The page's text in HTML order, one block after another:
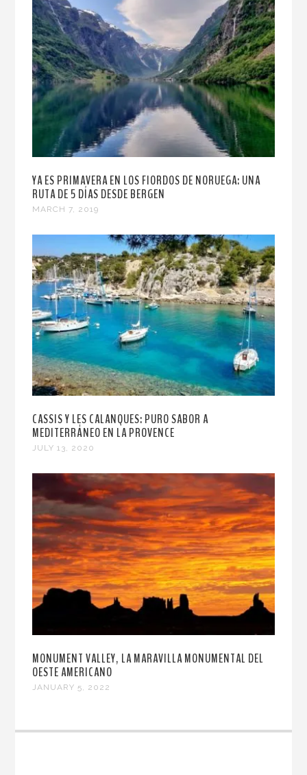
YA ES PRIMAVERA EN LOS FIORDOS DE NORUEGA: UNA
RUTA DE 5 DÍAS DESDE BERGEN
MARCH 7, 2019
CASSIS Y LES CALANQUES: PURO SABOR A
MEDITERRÁNEO EN LA PROVENCE
JULY 13, 2020
MONUMENT VALLEY, LA MARAVILLA MONUMENTAL DEL
OESTE AMERICANO
JANUARY 5, 2022